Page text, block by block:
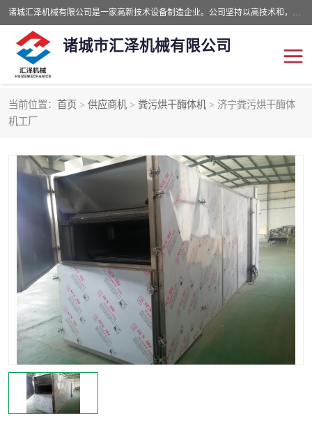
诸城汇泽机械有限公司是一家高新技术设备制造企业。公司坚持以高技术和，高服务于用户，以的环保机械制造设备赢的用户的信赖。现在主要生产死亡畜禽无害化处理和立式和卧式有机肥设备，搅拌机，烘干机，高温发酵机等。污水处理设备，固液分离机。气浮机，化制机等。公司秉承品质，用户至上，科技创新的经营理。
诸城市汇泽机械有限公司
当前位置： 首页 > 供应商机 > 粪污烘干酶体机 > 济宁粪污烘干酶体
机工厂发酵设备
鸡粪发酵机 有机肥设备
纳米膜好氧发酵堆肥机 粪污烘干酶体机
膜式堆肥机 纳米膜发酵
膜式发酵仓 分子膜堆肥仓
分子膜发酵堆肥设备